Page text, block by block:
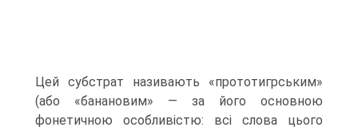
Цей субстрат назива­ють «прототигрським»
(або «банановим» — за його основною
фонетичною особ­ливістю: всі слова цього